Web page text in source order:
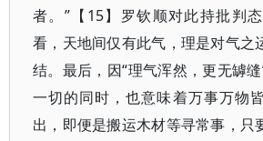
者。”【15】罗钦顺对此持批判
看，天地间仅有此气，理是对气之
结。最后，因“理气浑然，更无罅
一切的同时，也意味着万事万物
出，即便是搬运木材等寻常事，只